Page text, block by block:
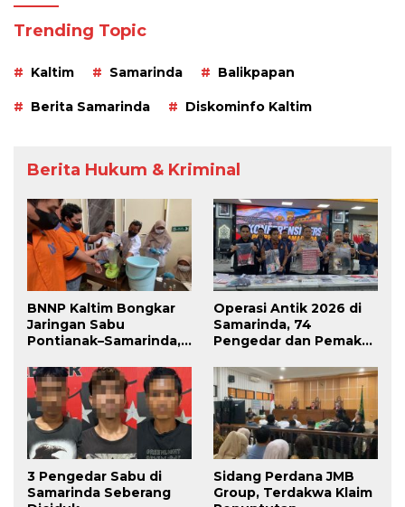
Trending Topic
Kaltim Samarinda Balikpapan
Berita Samarinda Diskominfo Kaltim
Berita Hukum & Kriminal
BNNP Kaltim Bongkar
Jaringan Sabu
Pontianak–Samarinda,
dari Dalam Lapas
Operasi Antik 2026 di
Samarinda, 74
Pengedar dan Pemakai
3 Pengedar Sabu di
Samarinda Seberang
Sidang Perdana JMB
Group, Terdakwa Klaim